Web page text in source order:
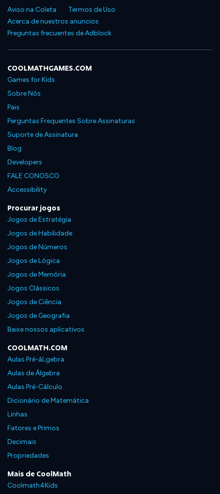
Aviso na Coleta
Termos de Uso
Acerca de nuestros anuncios
Preguntas frecuentes de Adblock
COOLMATHGAMES.COM
Games for Kids
Sobre Nós
Pais
Perguntas Frequentes Sobre Assinaturas
Suporte de Assinatura
Blog
Developers
FALE CONOSCO
Accessibility
Procurar jogos
Jogos de Estratégia
Jogos de Habilidade
Jogos de Números
Jogos de Lógica
Jogos de Memória
Jogos Clássicos
Jogos de Ciência
Jogos de Geografia
Baixe nossos aplicativos
COOLMATH.COM
Aulas Pré-áLgebra
Aulas de Álgebra
Aulas Pré-Cálculo
Dicionário de Matemática
Linhas
Fatores e Primos
Decimais
Propriedades
Mais de CoolMath
Coolmath4Kids